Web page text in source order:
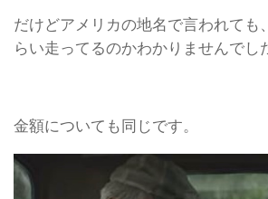
だけどアメリカの地名で言われても
らい走ってるのかわかりませんでし
金額についても同じです。